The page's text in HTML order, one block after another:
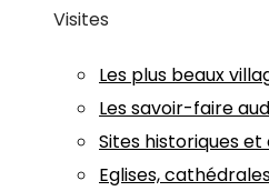
Visites
Les plus beaux
Les savoir-faire
Sites historiques
Eglises,